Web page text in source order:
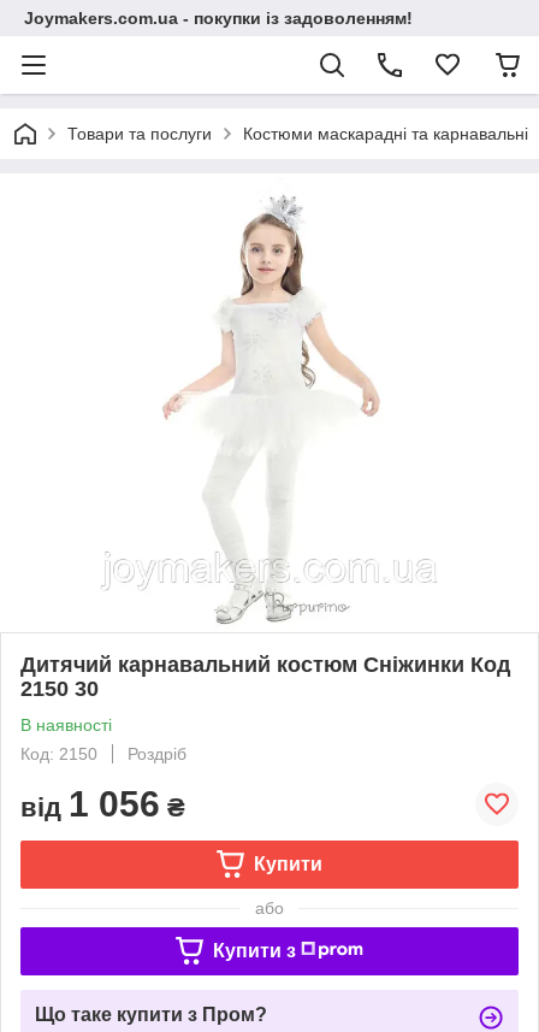
Joymakers.com.ua - покупки із задоволенням!
Товари та послуги Костюми маскарадні та карнавальні
Дитячий карнавальний костюм Сніжинки Код
2150 30
В наявності
Код: 2150
Роздріб
від 1 056 ₴
Купити
або
Купити з
Що таке купити з Пром?